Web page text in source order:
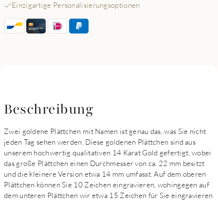
Einzigartige Personalisierungsoptionen
Beschreibung
Zwei goldene Plättchen mit Namen ist genau das, was Sie nicht
jeden Tag sehen werden. Diese goldenen Plättchen sind aus
unserem hochwertig qualitativen 14 Karat Gold gefertigt, wobei
das große Plättchen einen Durchmesser von ca. 22 mm besitzt
und die kleinere Version etwa 14 mm umfasst. Auf dem oberen
Plättchen können Sie 10 Zeichen eingravieren, wohingegen auf
dem unteren Plättchen wir etwa 15 Zeichen für Sie eingravieren